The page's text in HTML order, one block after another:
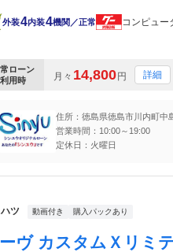
外装4内装4機関／正常 コンピュー
ローン
用時
月々 14,800円 詳細
住所：徳島県徳島市川内町中
営業時間：10:00～19:00
定休日：火曜日
ツ 動画付き 購入パックあり